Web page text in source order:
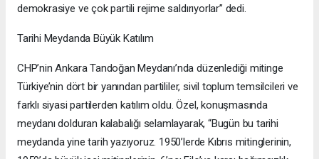
demokrasiye ve çok partili rejime saldırıyorlar” dedi.
Tarihi Meydanda Büyük Katılım
CHP’nin Ankara Tandoğan Meydanı’nda düzenlediği mitinge
Türkiye’nin dört bir yanından partililer, sivil toplum temsilcileri ve
farklı siyasi partilerden katılım oldu. Özel, konuşmasında
meydanı dolduran kalabalığı selamlayarak, “Bugün bu tarihi
meydanda yine tarih yazıyoruz. 1950’lerde Kıbrıs mitinglerinin,